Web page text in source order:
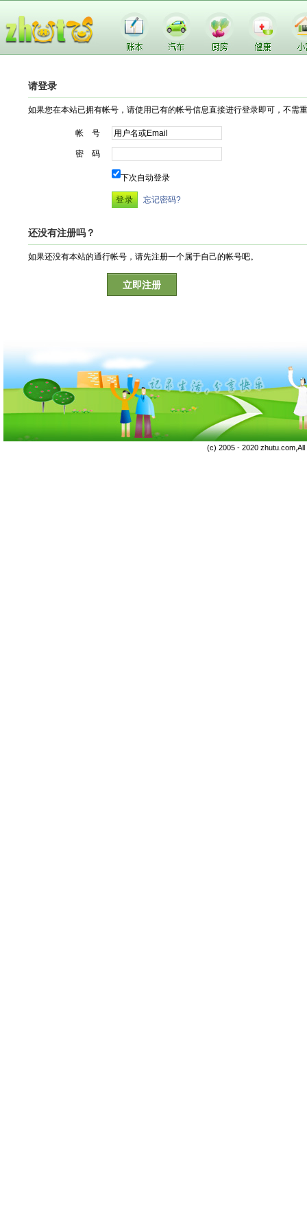
请登录
如果您在本站已拥有帐号，请使用已有的帐号信息直接进行登录即可，不需
帐 号
密 码
下次自动登录
忘记密码?
还没有注册吗？
如果还没有本站的通行帐号，请先注册一个属于自己的帐号吧。
立即注册
(c) 2005 - 2020